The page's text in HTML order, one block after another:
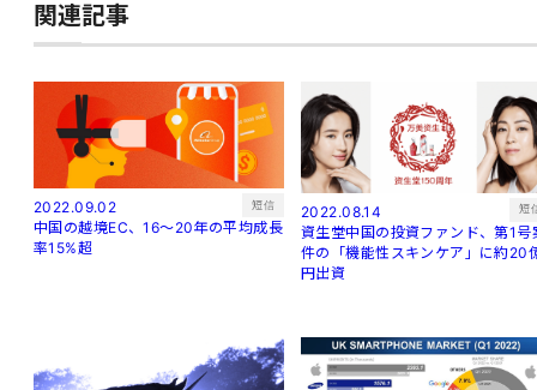
関連記事
2022.09.02 短信
中国の越境EC、16～20年の平均成長
率15%超
2022.08.14 短
資生堂中国の投資ファンド、第1号
件の「機能性スキンケア」に約20
円出資